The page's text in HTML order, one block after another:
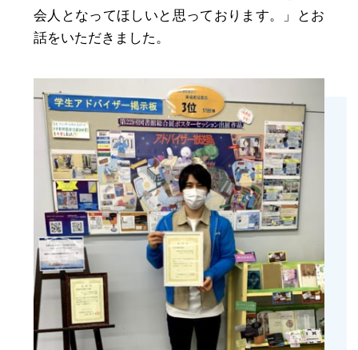
会人となってほしいと思っております。」とお
話をいただきました。